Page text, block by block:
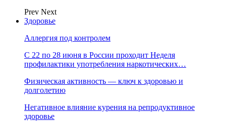
Prev Next
Здоровье
Аллергия под контролем
С 22 по 28 июня в России проходит Неделя
профилактики употребления наркотических…
Физическая активность — ключ к здоровью и
долголетию
Негативное влияние курения на репродуктивное
здоровье